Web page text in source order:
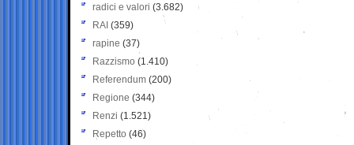
radici e valori (3.682)
RAI (359)
rapine (37)
Razzismo (1.410)
Referendum (200)
Regione (344)
Renzi (1.521)
Repetto (46)